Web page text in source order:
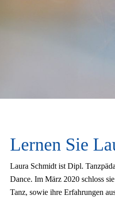
Lernen Sie
Laura Schmidt ist Dipl.
Dance.Im März 2020 schloss
Tanz, sowie ihre Erfahrungen